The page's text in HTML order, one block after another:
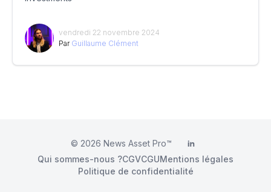
vendredi 22 novembre 2024
Par Guillaume Clément
© 2026 News Asset Pro™ LinkedIn
Qui sommes-nous ?CGVCGUMentions légales
Politique de confidentialité